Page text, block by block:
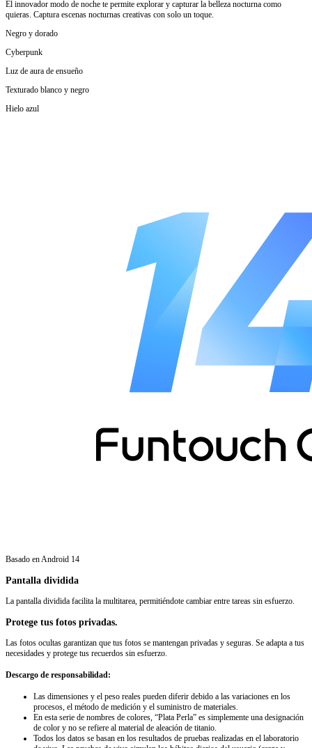
El innovador modo de noche te permite explorar y capturar la belleza nocturna como
quieras. Captura escenas nocturnas creativas con solo un toque.
Negro y dorado
Cyberpunk
Luz de aura de ensueño
Texturado blanco y negro
Hielo azul
Basado en Android 14
Pantalla dividida
La pantalla dividida facilita la multitarea, permitiéndote cambiar entre tareas sin esfuerzo.
Protege tus fotos privadas.
Las fotos ocultas garantizan que tus fotos se mantengan privadas y seguras. Se adapta a tus
necesidades y protege tus recuerdos sin esfuerzo.
Descargo de responsabilidad:
Las dimensiones y el peso reales pueden diferir debido a las variaciones en los
procesos, el método de medición y el suministro de materiales.
En esta serie de nombres de colores, “Plata Perla” es simplemente una designación
de color y no se refiere al material de aleación de titanio.
Todos los datos se basan en los resultados de pruebas realizadas en el laboratorio